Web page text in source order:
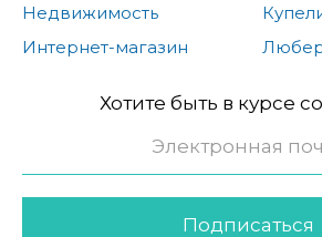
Недвижимость
Интернет-магазин
Хотите быть в курсе
Подписаться